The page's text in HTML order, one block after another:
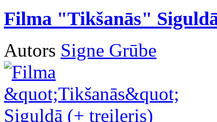
Filma "Tikšanās"
Autors Signe Grūbe